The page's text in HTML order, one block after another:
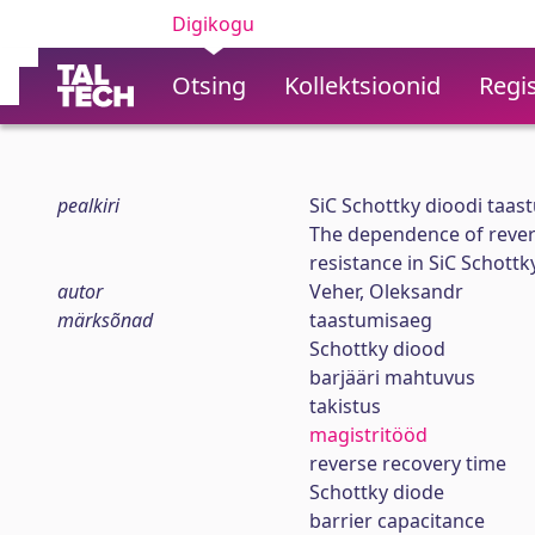
Digikogu
Otsing Kollektsioonid
pealkiri
SiC Schottky dioodi
The dependence of
resistance in SiC
autor
Veher, Oleksandr
märksõnad
taastumisaeg
Schottky diood
barjääri mahtuvus
takistus
magistritööd
reverse recovery time
Schottky diode
barrier capacitance